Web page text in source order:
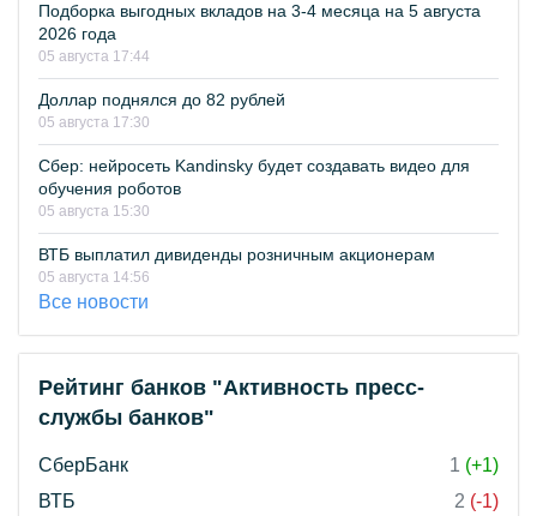
Подборка выгодных вкладов на 3-4 месяца на 5 августа
2026 года
05 августа 17:44
Доллар поднялся до 82 рублей
05 августа 17:30
Сбер: нейросеть Kandinsky будет создавать видео для
обучения роботов
05 августа 15:30
ВТБ выплатил дивиденды розничным акционерам
05 августа 14:56
Все новости
Рейтинг банков "Активность пресс-
службы банков"
СберБанк 1 (+1)
ВТБ
2 (-1)